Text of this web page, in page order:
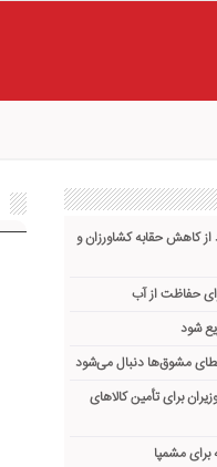
از کاهش حقابه کشاورزان و
حفاظت از آب
شود
مشوق‌ها دنبال می‌شود
برای تأمین کالاهای
مشمپا